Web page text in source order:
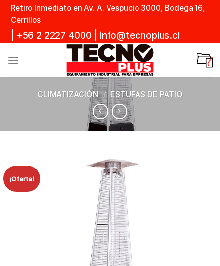
Skip
content
Retiro Inmediato en Av. A. Vespucio 3000, Bodega 16,
Cerrillos
+56 2 2227 4000 info@tecnoplus.cl
CLIMATIZACIÓN / ESTUFAS DE PATIO
¡Oferta!